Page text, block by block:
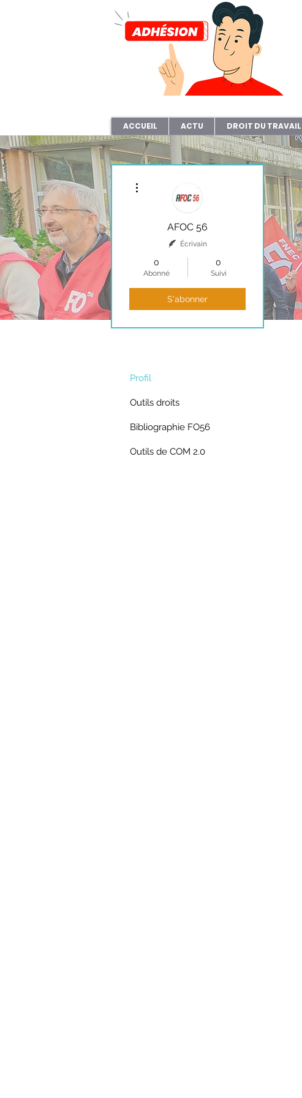
ACCUEIL ACTU DROIT DU TRAVAIL
AFOC 56
Écrivain
0
Abonné
0
Suivi
S'abonner
Profil
Outils droits
Bibliographie FO56
Outils de COM 2.0